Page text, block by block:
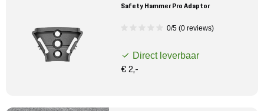
Safety Hammer Pro Adaptor
0/5 (0 reviews)
Direct leverbaar
€ 2,-